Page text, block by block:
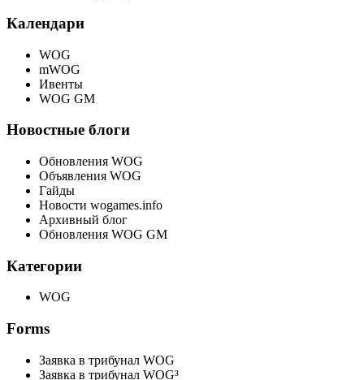
Календари
WOG
mWOG
Ивенты
WOG GM
Новостные блоги
Обновления WOG
Объявления WOG
Гайды
Новости wogames.info
Архивный блог
Обновления WOG GM
Категории
WOG
Forms
Заявка в трибунал WOG
Заявка в трибунал WOG³